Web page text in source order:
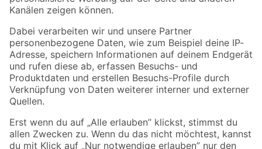
Folge uns
Zahlungsarten Versandarten
Sicher einkaufen